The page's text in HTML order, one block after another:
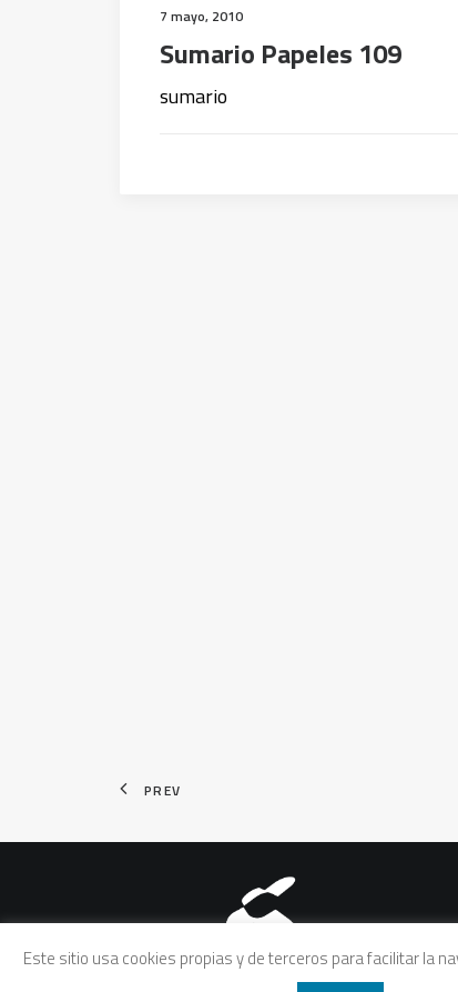
7 mayo, 2010
Sumario Papeles 109
sumario
PREV
Aviso legal|Política
Este sitio usa cookies propias y de terceros para facilitar la